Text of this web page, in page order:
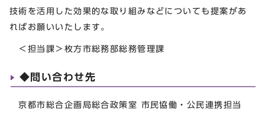
技術を活用した効果的な取り組みなどについても提案があ
ればお願いいたします。
＜担当課＞枚方市総務部総務管理課
◆問い合わせ先
京都市総合企画局総合政策室 市民協働・公民連携担当